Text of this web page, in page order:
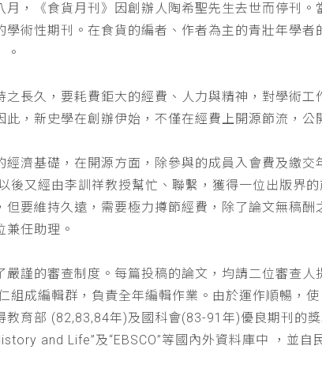
月，《食貨月刊》因創辦人陶希聖先生去世而停刊
學術性期刊。在食貨的編者、作者為主的青壯年學
。
之長久，要耗費鉅大的經費、人力與精神，對學術
此，新史學在創辦伊始，不僅在經費上開源節流，公
經濟基礎，在開源方面，除參與的成員入會費及繳
後又經由李訓祥教授幫忙、聯繫，獲得一位出版界
但要維持久遠，需要極力撙節經費，除了論文無稿
兼任助理。
嚴謹的審查制度。每篇投稿的論文，均請二位審查
組成編輯群，負責全年編輯作業。由於運作順暢，
教育部 (82,83,84年)及國科會(83-91年)優良期刊的
and Life”及“EBSCO”等國內外資料庫中 ，並